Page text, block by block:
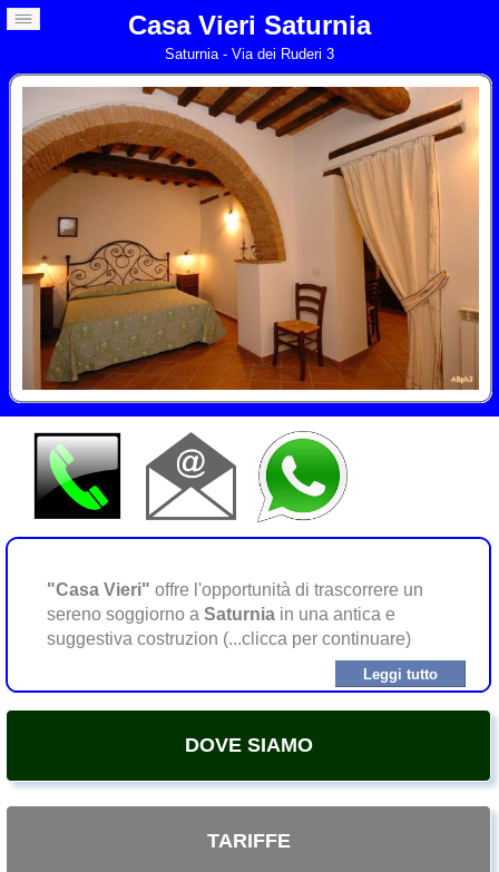
Casa Vieri Saturnia
Saturnia - Via dei Ruderi 3
"Casa Vieri" offre l'opportunità di trascorrere un
sereno soggiorno a Saturnia in una antica e
suggestiva costruzion (...clicca per continuare)
Leggi tutto
DOVE SIAMO
TARIFFE